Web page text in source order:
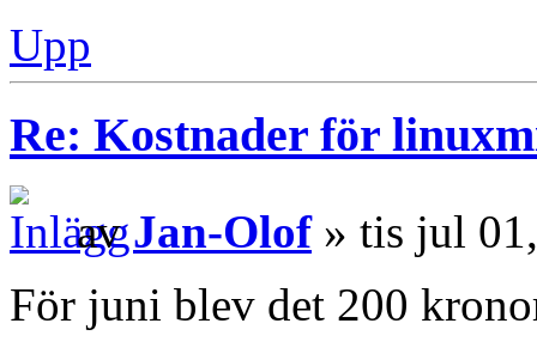
Upp
Re: Kostnader för
avJan-Olof» tis jul
För juni blev det 200